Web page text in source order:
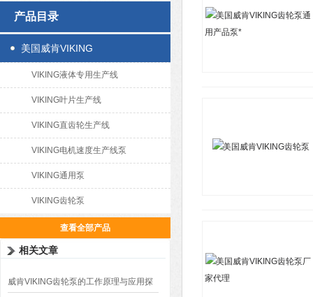
产品目录
美国威肯VIKING
VIKING液体专用生产线
VIKING叶片生产线
VIKING直齿轮生产线
VIKING电机速度生产线泵
VIKING通用泵
VIKING齿轮泵
查看全部产品
相关文章
威肯VIKING齿轮泵的工作原理与应用探